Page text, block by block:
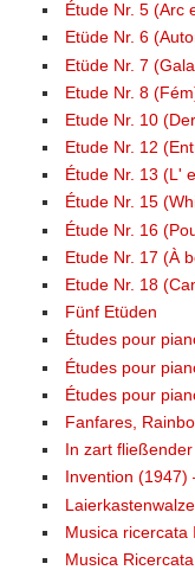
Étude Nr. 5 (Arc
Etüde Nr. 6
Etüde Nr. 7
Etude Nr. 8
Etude Nr. 10
Etude Nr. 12
Étude Nr. 13 (L'
Étude Nr. 15
Étude Nr. 16
Etude Nr. 17 (À
Etude Nr. 18
Fünf Etüden
Études pour
Études pour
Études pour
Fanfares,
In zart
Invention (1947)
Musica ricercata I
Musica